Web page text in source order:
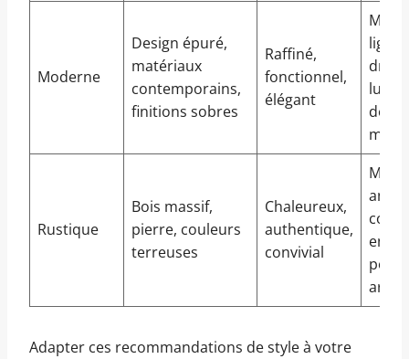
Moderne
Design épuré,
matériaux
contemporains,
finitions sobres
Raffiné,
fonctionnel,
élégant
lignes
Rustique
Bois massif,
pierre, couleurs
terreuses
Chaleureux,
authentique,
convivial
en
Adapter ces recommandations de style à votre